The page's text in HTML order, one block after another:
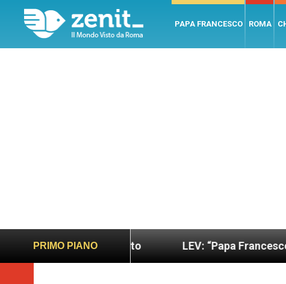
PAPA FRANCESCO ROMA
PRIMO PIANO
sano e giusto LEV: “Papa Francesco. Un